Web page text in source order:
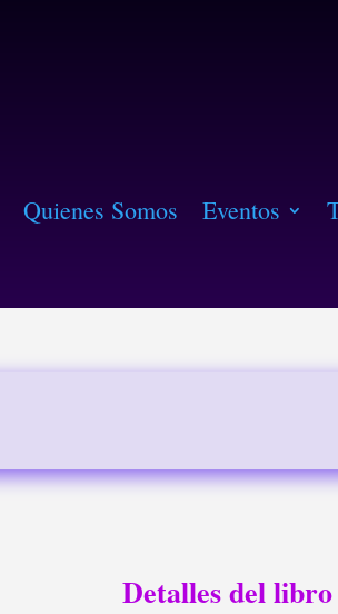
Quienes Somos Eventos
Detalles del libro